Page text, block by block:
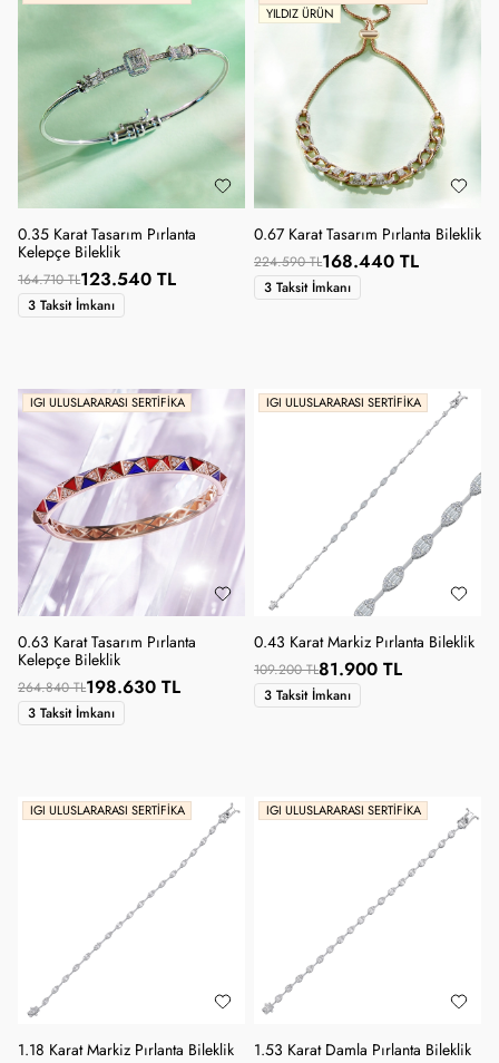
0.35 Karat Tasarım Pırlanta
Kelepçe Bileklik
164.710 TL123.540 TL
3 Taksit İmkanı
YILDIZ ÜRÜN
0.67 Karat Tasarım Pırlanta Bileklik
224.590 TL168.440 TL
3 Taksit İmkanı
IGI ULUSLARARASI SERTIFIKA
0.63 Karat Tasarım Pırlanta
Kelepçe Bileklik
264.840 TL198.630 TL
3 Taksit İmkanı
IGI ULUSLARARASI SERTIFIKA
0.43 Karat Markiz Pırlanta Bileklik
109.200 TL81.900 TL
3 Taksit İmkanı
IGI ULUSLARARASI SERTIFIKA
1.18 Karat Markiz Pırlanta Bileklik
IGI ULUSLARARASI SERTIFIKA
1.53 Karat Damla Pırlanta Bileklik